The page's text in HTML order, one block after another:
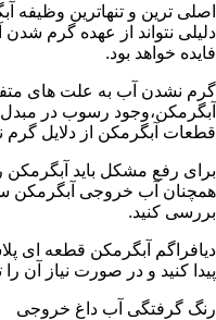
اصلی ترین و تنهاترین
دلیلی نتواند از عهده گرم
فایده خواهد بود.
گرم نشدن آب به علت های
آبگرمکن،وجود رسوب در
قطعات آبگرمکن از دلایل
برای رفع مشکل باید آبگرمکن
همچنان آب خروجی آبگرمکن
بررسی کنید.
دیافراگم آبگرمکن قطعه ای
پیدا کنید و در صورت نیاز آن
رنگ گرفتگی آب داغ خروجی